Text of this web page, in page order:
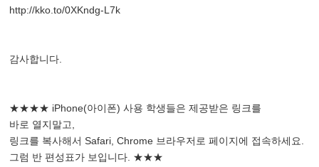
http://kko.to/0XKndg-L7k
감사합니다.
★★★★ iPhone(아이폰) 사용 학생들은 제공받은 링크를
바로 열지말고,
링크를 복사해서 Safari, Chrome 브라우저로 페이지에 접속하세요.
그럼 반 편성표가 보입니다. ★★★